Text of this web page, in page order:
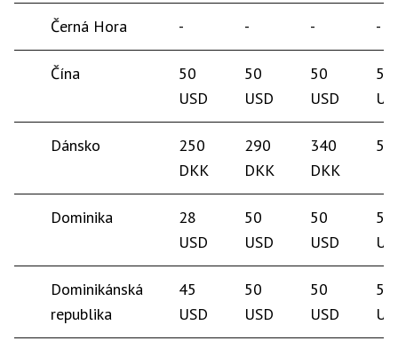
Černá Hora - - - -
Čína
50
USD
50
USD
50
USD
50
Dánsko
250
DKK
290
DKK
340
DKK
50
Dominika
28
USD
50
USD
50
USD
50
Dominikánská
republika
45
USD
50
USD
50
USD
50